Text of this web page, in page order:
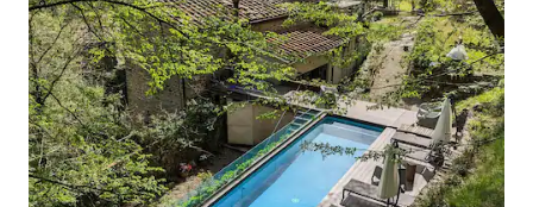
ンテプルチャーノの小さな町の魅力を、
趣のある食べ物や飲み物のオプションと
ともに体験してください。 町中にある秘
密の地下室、アーチ型の天井の古い修道
院、古代の発掘物を探索しながら、1500
年代にタイムスリップしたような気分を
味わってください。 モンテプルチャーノ
は、今年もまた、魅惑的な現地の雰囲気
を満喫したいすべての訪問者をホストす